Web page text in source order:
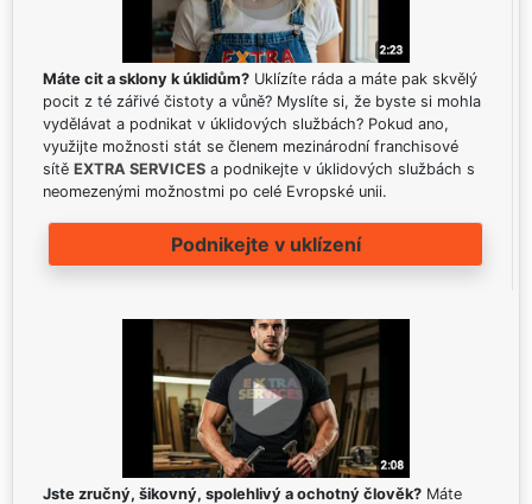
Máte cit a sklony k úklidům? Uklízíte ráda a máte pak skvělý
pocit z té zářivé čistoty a vůně? Myslíte si, že byste si mohla
vydělávat a podnikat v úklidových službách? Pokud ano,
využijte možnosti stát se členem mezinárodní franchisové
sítě EXTRA SERVICES a podnikejte v úklidových službách s
neomezenými možnostmi po celé Evropské unii.
Podnikejte v uklízení
Jste zručný, šikovný, spolehlivý a ochotný člověk? Máte